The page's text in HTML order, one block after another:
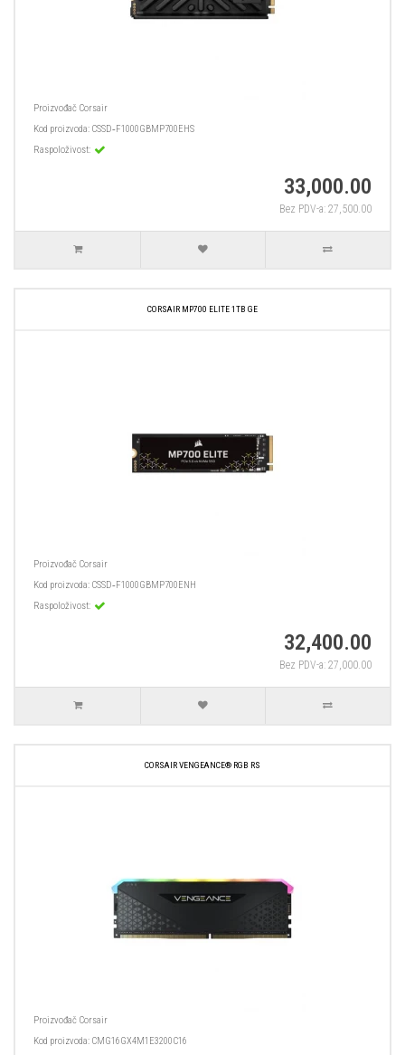
Proizvođač Corsair
Kod proizvoda: CSSD‑F1000GBMP700EHS
Raspoloživost:
33,000.00
Bez PDV-a: 27,500.00
CORSAIR MP700 ELITE 1TB GE
Proizvođač Corsair
Kod proizvoda: CSSD‑F1000GBMP700ENH
Raspoloživost:
32,400.00
Bez PDV-a: 27,000.00
CORSAIR VENGEANCE® RGB RS
Proizvođač Corsair
Kod proizvoda: CMG16GX4M1E3200C16